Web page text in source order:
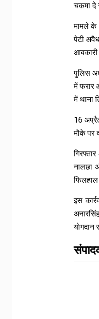
चकमा दे
मामले के
पेटी
आबकारी
पुलिस
में फरार
में थाना
16
मौके पर
नालछा
फिलहाल
इस
योगदान